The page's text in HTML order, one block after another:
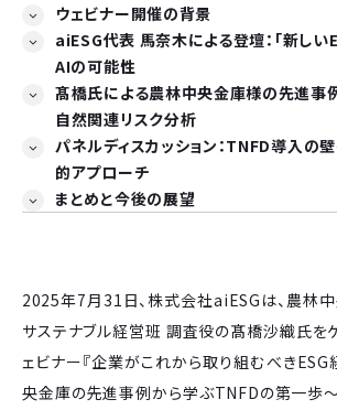
ウェビナー開催の背景
aiESG代表 馬奈木による登壇：「新しい
AIの可能性
髙橋氏による農林中央金庫様の先進事
自然関連リスク分析
パネルディスカッション：TNFD導入の
的アプローチ
まとめと今後の展望
2025年7月31日、株式会社aiESGは、農林
サステナブル経営班 調査役の髙橋沙織氏を
ェビナー『企業がこれから取り組むべき
央金庫の先進事例から学ぶTNFDの第一歩～